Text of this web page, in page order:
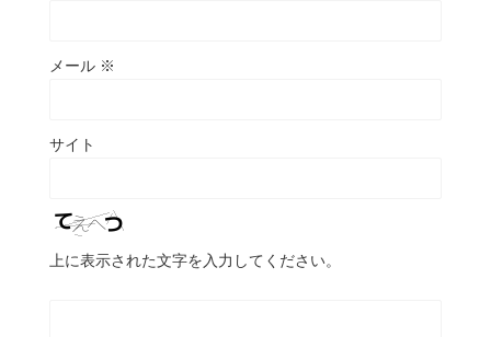
メール ※
サイト
上に表示された文字を入力してください。